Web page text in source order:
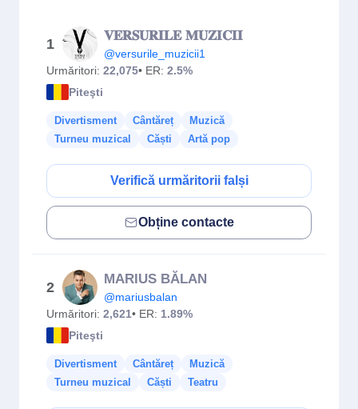
1
𝐕𝐄𝐑𝐒𝐔𝐑𝐈𝐋𝐄 𝐌𝐔𝐙𝐈𝐂𝐈𝐈
@versurile_muzicii1
Urmăritori: 22,075• ER: 2.5%
Piteşti
Divertisment Cântăreț
Muzică
Turneu muzical
Căști Artă pop
Verifică urmăritorii falși
Obține contacte
2
MARIUS BĂLAN
@mariusbalan
Urmăritori: 2,621• ER: 1.89%
Piteşti
Divertisment Cântăreț
Muzică
Turneu muzical
Căști Teatru